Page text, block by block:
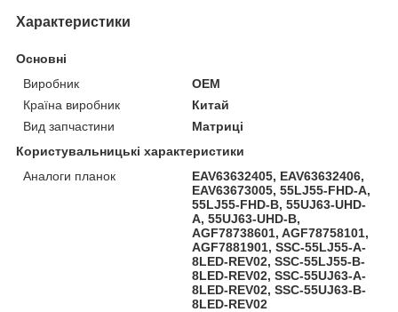
Характеристики
Основні
Виробник
OEM
Країна виробник
Китай
Вид запчастини
Матриці
Користувальницькі характеристики
Аналоги планок
EAV63632405, EAV63632406,
EAV63673005, 55LJ55-FHD-A,
55LJ55-FHD-B, 55UJ63-UHD-
A, 55UJ63-UHD-B,
AGF78738601, AGF78758101,
AGF7881901, SSC-55LJ55-A-
8LED-REV02, SSC-55LJ55-B-
8LED-REV02, SSC-55UJ63-A-
8LED-REV02, SSC-55UJ63-B-
8LED-REV02